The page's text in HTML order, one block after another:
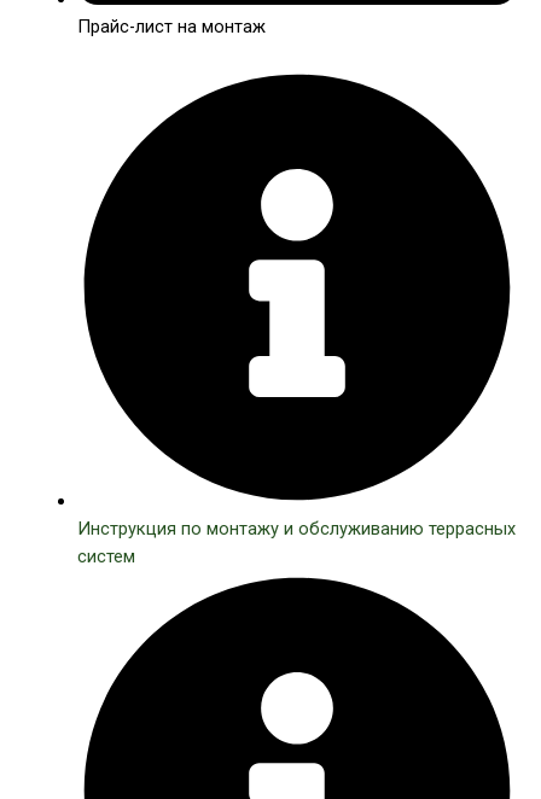
Прайс-лист на монтаж
Инструкция по монтажу и обслуживанию террасных
систем